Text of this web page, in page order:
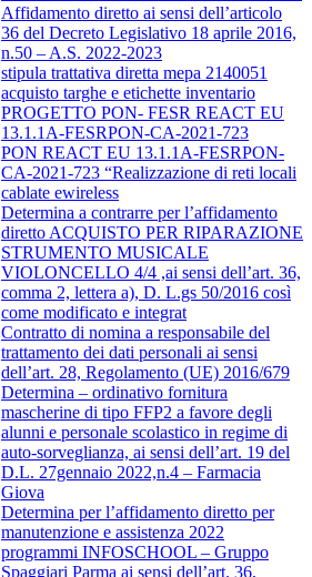
Affidamento diretto ai sensi dell’articolo
36 del Decreto Legislativo 18 aprile 2016,
n.50 – A.S. 2022-2023
stipula trattativa diretta mepa 2140051
acquisto targhe e etichette inventario
PROGETTO PON- FESR REACT EU
13.1.1A-FESRPON-CA-2021-723
PON REACT EU 13.1.1A-FESRPON-
CA-2021-723 “Realizzazione di reti locali
cablate ewireless
Determina a contrarre per l’affidamento
diretto ACQUISTO PER RIPARAZIONE
STRUMENTO MUSICALE
VIOLONCELLO 4/4 ,ai sensi dell’art. 36,
comma 2, lettera a), D. L.gs 50/2016 così
come modificato e integrat
Contratto di nomina a responsabile del
trattamento dei dati personali ai sensi
dell’art. 28, Regolamento (UE) 2016/679
Determina – ordinativo fornitura
mascherine di tipo FFP2 a favore degli
alunni e personale scolastico in regime di
auto-sorveglianza, ai sensi dell’art. 19 del
D.L. 27gennaio 2022,n.4 – Farmacia
Giova
Determina per l’affidamento diretto per
manutenzione e assistenza 2022
programmi INFOSCHOOL – Gruppo
Spaggiari Parma ai sensi dell’art. 36,